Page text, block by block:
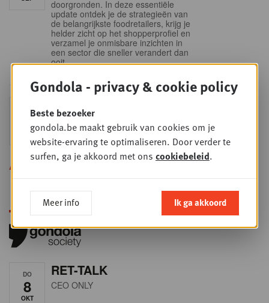
doorgronden. In deze essentiële
update ontdek je de strategieën van
de belangrijkste foodretailers, krijg je
helder zicht op het shopperprofiel en
verzamel je onmisbare inzichten in
een sector die sneller verandert dan
ooit.
DO
24
SEP
2026
Sales & Nego summit 2026
Alle opleidingen
DO
8
OKT
RET-TALK
CEO ONLY
Gondola - privacy & cookie policy
Beste bezoeker
gondola.be maakt gebruik van cookies om je
website-ervaring te optimaliseren. Door verder te
surfen, ga je akkoord met ons cookiebeleid.
Meer info Ik ga akkoord